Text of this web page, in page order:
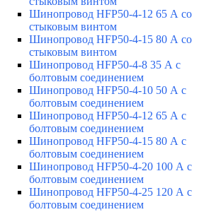
Шинопровод HFP50-4-12 65 А со
стыковым винтом
Шинопровод HFP50-4-15 80 А со
стыковым винтом
Шинопровод HFP50-4-8 35 А с
болтовым соединением
Шинопровод HFP50-4-10 50 А с
болтовым соединением
Шинопровод HFP50-4-12 65 А с
болтовым соединением
Шинопровод HFP50-4-15 80 А с
болтовым соединением
Шинопровод HFP50-4-20 100 А с
болтовым соединением
Шинопровод HFP50-4-25 120 А с
болтовым соединением